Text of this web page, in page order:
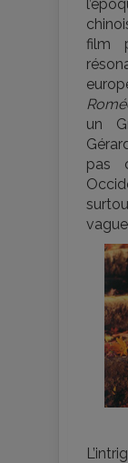
film
un
pas